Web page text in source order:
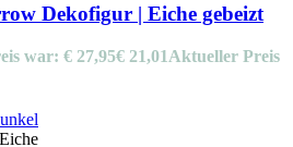
Dekofigur | Eiche gebeizt
war: € 27,95€ 21,01Aktueller Preis